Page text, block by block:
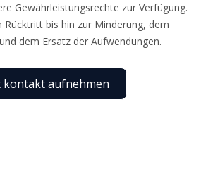
Gewährleistungsrechte zur Verfügung.
Rücktritt bis hin zur Minderung, dem
dem Ersatz der Aufwendungen.
kontakt aufnehmen